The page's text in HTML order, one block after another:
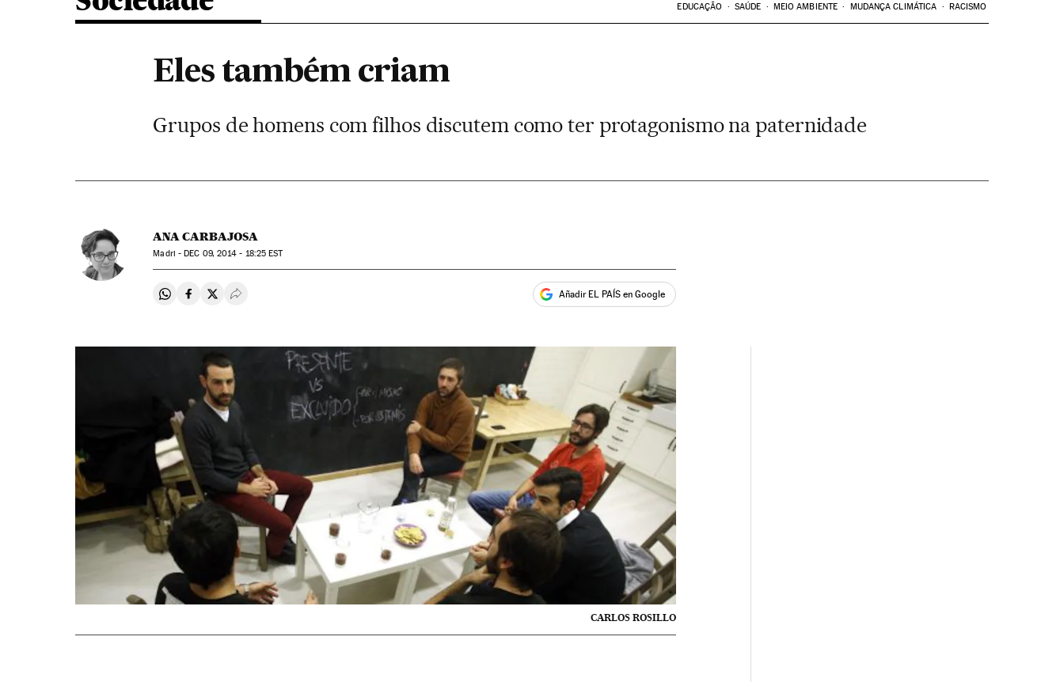
EDUCAÇÃO SAÚDE MEIO AMBIENTE MUDANÇA CLIMÁTICA RACISMO
Eles também criam
Grupos de homens com filhos discutem como ter protagonismo na paternidade
ANA CARBAJOSA
Madri -DEC 09, 2014 - 18:25 EST
Compartir en Whatsapp
Compartir en Facebook
Compartir en Twitter
Desplegar Redes Sociales Añadir EL PAÍS en Google
CARLOS ROSILLO